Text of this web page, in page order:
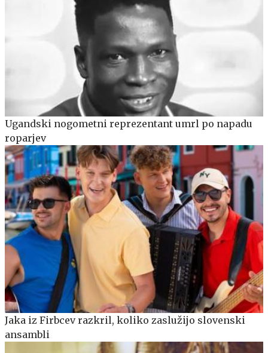
Ugandski nogometni reprezentant umrl po napadu
roparjev
Jaka iz Firbcev razkril, koliko zaslužijo slovenski
ansambli